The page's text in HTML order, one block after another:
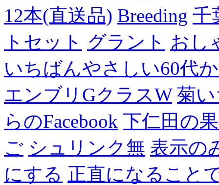
12本(直送品) Breeding 千
トセット グラント おし
いちばんやさしい60代
エンブリGクラスW 菊
らのFacebook 下仁田の
ご シュリンク無 表示の
にする 正直になること